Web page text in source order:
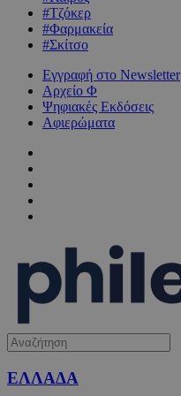
#Τζόκερ
#Φαρμακεία
#Σκίτσο
Εγγραφή στο Newsletter
Αρχείο Φ
Ψηφιακές Εκδόσεις
Αφιερώματα
ΕΛΛΑΔΑ